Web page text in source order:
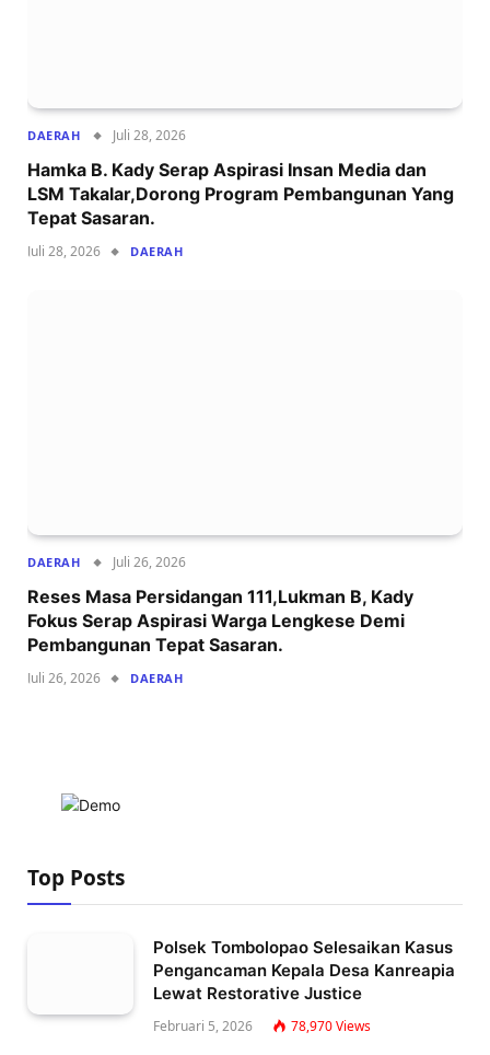
DAERAH Juli 28, 2026
Hamka B. Kady Serap Aspirasi Insan Media dan
LSM Takalar,Dorong Program Pembangunan Yang
Tepat Sasaran.
Juli 28, 2026 DAERAH
DAERAH Juli 26, 2026
Reses Masa Persidangan 111,Lukman B, Kady
Fokus Serap Aspirasi Warga Lengkese Demi
Pembangunan Tepat Sasaran.
Juli 26, 2026 DAERAH
Top Posts
Polsek Tombolopao Selesaikan Kasus
Pengancaman Kepala Desa Kanreapia
Lewat Restorative Justice
Februari 5, 2026 78,970Views